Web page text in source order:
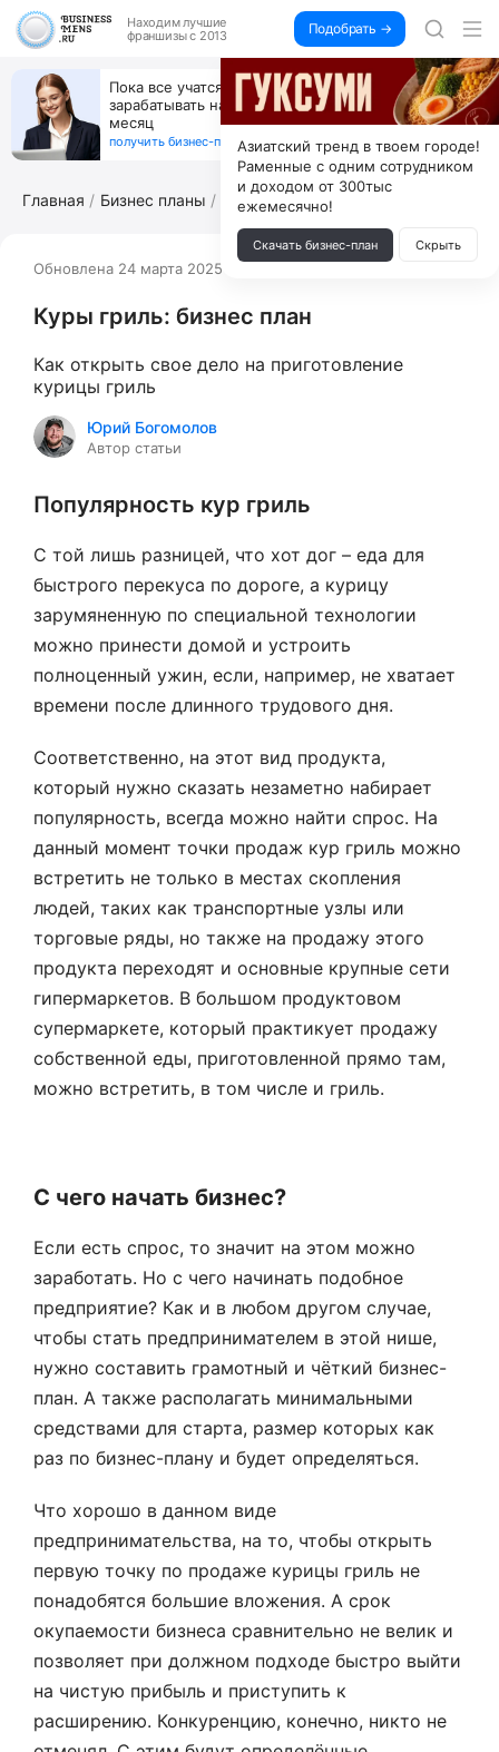
Находим лучшие
франшизы с 2013
Подобрать →
Открой студию, где не колют и не режут,
а делают массаж лица руками и в первый же год
получи 4.5 млн
получить бизнес-план ↓
Главная Бизнес планы Куры гриль: бизнес план
Обновлена 24 марта 2025
Куры гриль: бизнес план
Как открыть свое дело на приготовление
курицы гриль
Юрий Богомолов
Автор статьи
Популярность кур гриль
С той лишь разницей, что хот дог – еда для
быстрого перекуса по дороге, а курицу
зарумяненную по специальной технологии
можно принести домой и устроить
полноценный ужин, если, например, не хватает
времени после длинного трудового дня.
Соответственно, на этот вид продукта,
который нужно сказать незаметно набирает
популярность, всегда можно найти спрос. На
данный момент точки продаж кур гриль можно
встретить не только в местах скопления
людей, таких как транспортные узлы или
торговые ряды, но также на продажу этого
продукта переходят и основные крупные сети
гипермаркетов. В большом продуктовом
супермаркете, который практикует продажу
собственной еды, приготовленной прямо там,
можно встретить, в том числе и гриль.
С чего начать бизнес?
Если есть спрос, то значит на этом можно
заработать. Но с чего начинать подобное
предприятие? Как и в любом другом случае,
чтобы стать предпринимателем в этой нише,
нужно составить грамотный и чёткий бизнес-
план. А также располагать минимальными
средствами для старта, размер которых как
раз по бизнес-плану и будет определяться.
Что хорошо в данном виде
предпринимательства, на то, чтобы открыть
первую точку по продаже курицы гриль не
понадобятся большие вложения. А срок
окупаемости бизнеса сравнительно не велик и
позволяет при должном подходе быстро выйти
на чистую прибыль и приступить к
расширению. Конкуренцию, конечно, никто не
Азиатский тренд в твоем городе!
Раменные с одним сотрудником
и доходом от 300тыс
ежемесячно!
Скачать бизнес-план Скрыть